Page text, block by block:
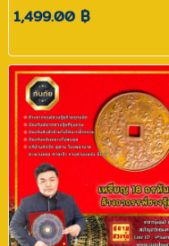
1,499.00 ฿